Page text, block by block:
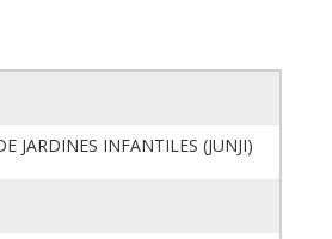
JARDINES INFANTILES (JUNJI)